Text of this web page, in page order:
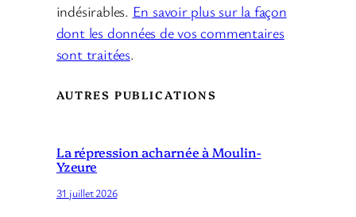
indésirables. En savoir plus sur la façon
dont les données de vos commentaires
sont traitées.
AUTRES PUBLICATIONS
La répression acharnée à Moulin-
Yzeure
31 juillet 2026